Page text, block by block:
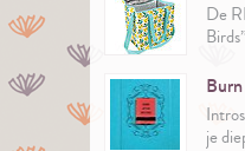
De
je